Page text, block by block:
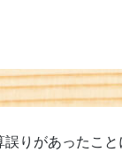
りがあったこ